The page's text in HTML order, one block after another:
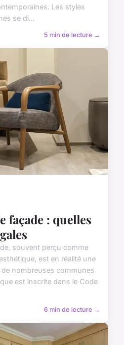
Les styles
se di...
5 min de lecture →
façade : quelles
souvent perçu comme
est en réalité une
nombreuses communes
est inscrite dans le Code
6 min de lecture →